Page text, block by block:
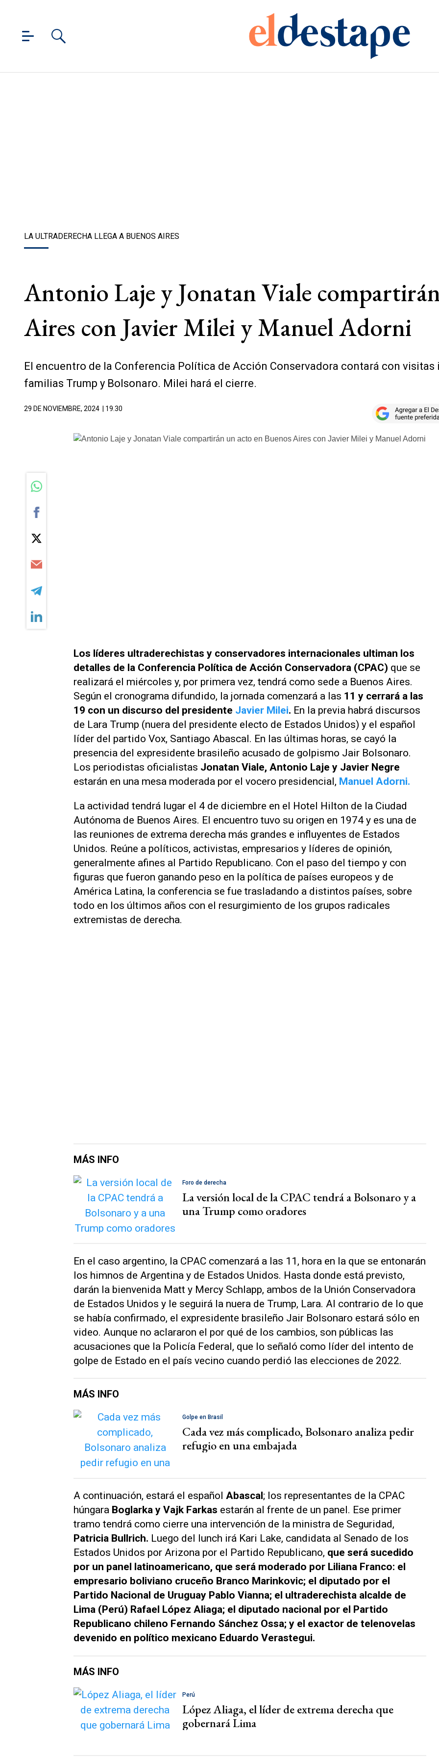
LA ULTRADERECHA LLEGA A BUENOS AIRES
Antonio Laje y Jonatan Viale
Aires con Javier Milei y Manuel Adorni
El encuentro de la Conferencia Política de Acción Conservadora contará con
familias Trump y Bolsonaro. Milei hará el cierre.
29 DE NOVIEMBRE, 2024 | 19.30
Los líderes ultraderechistas y conservadores internacionales ultiman los
detalles de la Conferencia Política de Acción Conservadora (CPAC) que se
realizará el miércoles y, por primera vez, tendrá como sede a Buenos Aires.
Según el cronograma difundido, la jornada comenzará a las 11 y cerrará a las
19 con un discurso del presidente Javier Milei. En la previa habrá discursos
de Lara Trump (nuera del presidente electo de Estados Unidos) y el español
líder del partido Vox, Santiago Abascal. En las últimas horas, se cayó la
presencia del expresidente brasileño acusado de golpismo Jair Bolsonaro.
Los periodistas oficialistas Jonatan Viale, Antonio Laje y Javier Negre
estarán en una mesa moderada por el vocero presidencial, Manuel Adorni.
La actividad tendrá lugar el 4 de diciembre en el Hotel Hilton de la Ciudad
Autónoma de Buenos Aires. El encuentro tuvo su origen en 1974 y es una de
las reuniones de extrema derecha más grandes e influyentes de Estados
Unidos. Reúne a políticos, activistas, empresarios y líderes de opinión,
generalmente afines al Partido Republicano. Con el paso del tiempo y con
figuras que fueron ganando peso en la política de países europeos y de
América Latina, la conferencia se fue trasladando a distintos países, sobre
todo en los últimos años con el resurgimiento de los grupos radicales
extremistas de derecha.
MÁS INFO
Foro de derecha
La versión local de la CPAC tendrá a Bolsonaro y a
una Trump como oradores
En el caso argentino, la CPAC comenzará a las 11, hora en la que se entonarán
los himnos de Argentina y de Estados Unidos. Hasta donde está previsto,
darán la bienvenida Matt y Mercy Schlapp, ambos de la Unión Conservadora
de Estados Unidos y le seguirá la nuera de Trump, Lara. Al contrario de lo que
se había confirmado, el expresidente brasileño Jair Bolsonaro estará sólo en
video. Aunque no aclararon el por qué de los cambios, son públicas las
acusaciones que la Policía Federal, que lo señaló como líder del intento de
golpe de Estado en el país vecino cuando perdió las elecciones de 2022.
MÁS INFO
Golpe en Brasil
Cada vez más complicado, Bolsonaro analiza pedir
refugio en una embajada
A continuación, estará el español Abascal; los representantes de la CPAC
húngara Boglarka y Vajk Farkas estarán al frente de un panel. Ese primer
tramo tendrá como cierre una intervención de la ministra de Seguridad,
Patricia Bullrich. Luego del lunch irá Kari Lake, candidata al Senado de los
Estados Unidos por Arizona por el Partido Republicano, que será sucedido
por un panel latinoamericano, que será moderado por Liliana Franco: el
empresario boliviano cruceño Branco Marinkovic; el diputado por el
Partido Nacional de Uruguay Pablo Vianna; el ultraderechista alcalde de
Lima (Perú) Rafael López Aliaga; el diputado nacional por el Partido
Republicano chileno Fernando Sánchez Ossa; y el exactor de telenovelas
devenido en político mexicano Eduardo Verastegui.
MÁS INFO
Perú
López Aliaga, el líder de extrema derecha que
gobernará Lima